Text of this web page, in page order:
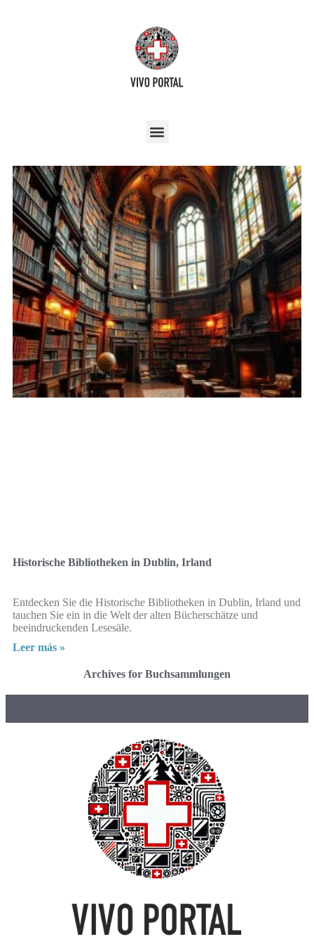
Historische Bibliotheken in Dublin, Irland
Entdecken Sie die Historische Bibliotheken in Dublin, Irland und
tauchen Sie ein in die Welt der alten Bücherschätze und
beeindruckenden Lesesäle.
Leer más »
Archives for Buchsammlungen